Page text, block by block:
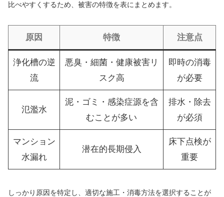
比べやすくするため、被害の特徴を表にまとめます。
原因 特徴 注意点
浄化槽の逆
流
悪臭・細菌・健康被害リ
スク高
即時の消毒
が必要
氾濫水
泥・ゴミ・感染症源を含
むことが多い
排水・除去
が必須
マンション
水漏れ
潜在的長期侵入
床下点検が
重要
しっかり原因を特定し、適切な施工・消毒方法を選択することが